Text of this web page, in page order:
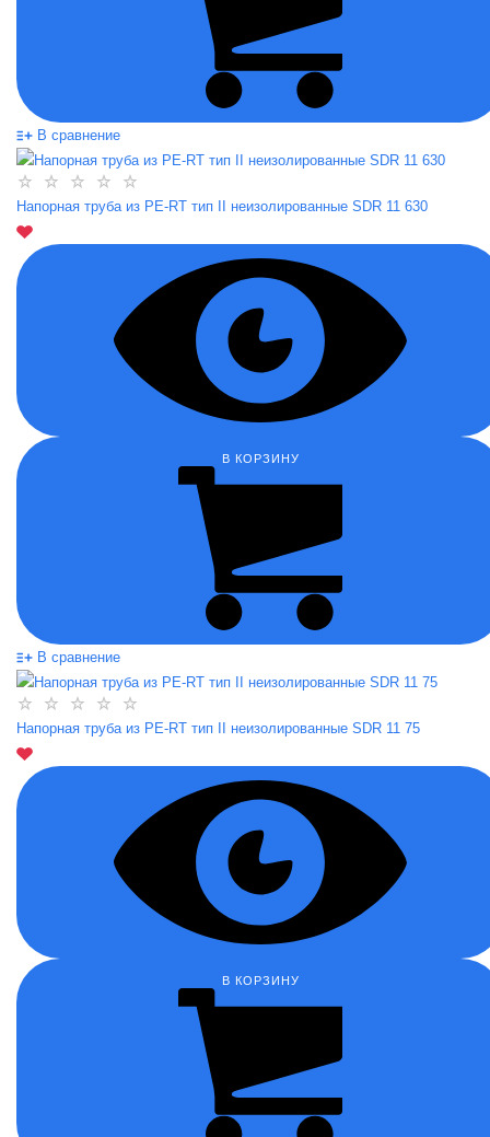
В сравнение
Напорная труба из PE-RT тип II неизолированные SDR 11 630
В КОРЗИНУ
В сравнение
Напорная труба из PE-RT тип II неизолированные SDR 11 75
В КОРЗИНУ